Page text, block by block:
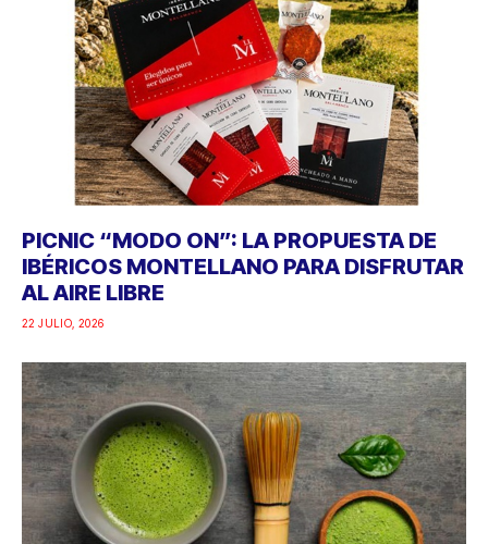
PICNIC “MODO ON”: LA PROPUESTA DE
IBÉRICOS MONTELLANO PARA DISFRUTAR
AL AIRE LIBRE
22 JULIO, 2026